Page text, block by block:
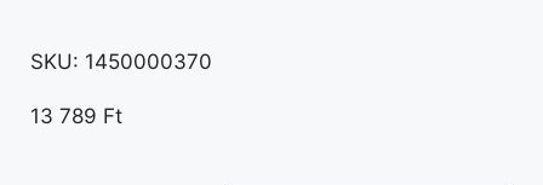
SKU: 1450000370
13 789 Ft